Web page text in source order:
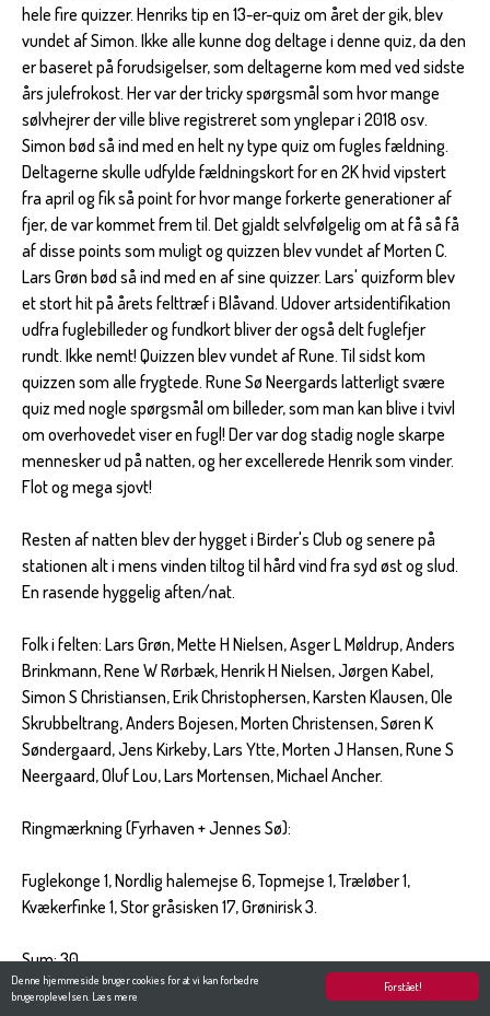
Forstået!
Denne hjemmeside bruger cookies for at vi kan forbedre
brugeroplevelsen. Læs mere
hele fire quizzer. Henriks tip en 13-er-quiz om året der gik, blev
vundet af Simon. Ikke alle kunne dog deltage i denne quiz, da den
er baseret på forudsigelser, som deltagerne kom med ved sidste
års julefrokost. Her var der tricky spørgsmål som hvor mange
sølvhejrer der ville blive registreret som ynglepar i 2018 osv.
Simon bød så ind med en helt ny type quiz om fugles fældning.
Deltagerne skulle udfylde fældningskort for en 2K hvid vipstert
fra april og fik så point for hvor mange forkerte generationer af
fjer, de var kommet frem til. Det gjaldt selvfølgelig om at få så få
af disse points som muligt og quizzen blev vundet af Morten C.
Lars Grøn bød så ind med en af sine quizzer. Lars' quizform blev
et stort hit på årets felttræf i Blåvand. Udover artsidentifikation
udfra fuglebilleder og fundkort bliver der også delt fuglefjer
rundt. Ikke nemt! Quizzen blev vundet af Rune. Til sidst kom
quizzen som alle frygtede. Rune Sø Neergards latterligt svære
quiz med nogle spørgsmål om billeder, som man kan blive i tvivl
om overhovedet viser en fugl! Der var dog stadig nogle skarpe
mennesker ud på natten, og her excellerede Henrik som vinder.
Flot og mega sjovt!
Resten af natten blev der hygget i Birder's Club og senere på
stationen alt i mens vinden tiltog til hård vind fra syd øst og slud.
En rasende hyggelig aften/nat.
Folk i felten: Lars Grøn, Mette H Nielsen, Asger L Møldrup, Anders
Brinkmann, Rene W Rørbæk, Henrik H Nielsen, Jørgen Kabel,
Simon S Christiansen, Erik Christophersen, Karsten Klausen, Ole
Skrubbeltrang, Anders Bojesen, Morten Christensen, Søren K
Søndergaard, Jens Kirkeby, Lars Ytte, Morten J Hansen, Rune S
Neergaard, Oluf Lou, Lars Mortensen, Michael Ancher.
Ringmærkning (Fyrhaven + Jennes Sø):
Fuglekonge 1, Nordlig halemejse 6, Topmejse 1, Træløber 1,
Kvækerfinke 1, Stor gråsisken 17, Grønirisk 3.
Sum: 30